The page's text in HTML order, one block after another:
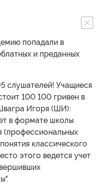
попадали в
и преданных
слушателей! Учащиеся
100 100 гривен в
Игоря (ШИ):
в формате школы
(профессиональных
классического
этого ведется учет